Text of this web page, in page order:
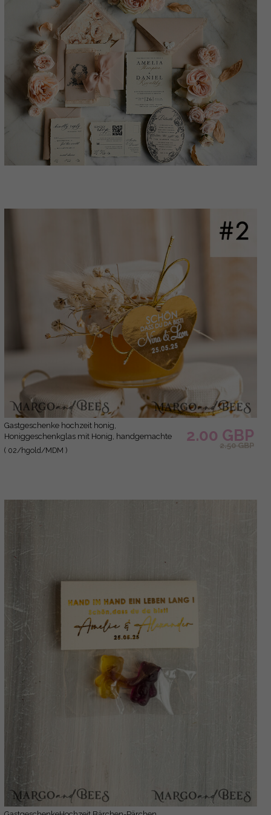
gastgeschenke hochzeit honig,
Honiggeschenkglas mit Honig, handgemachte
Gastgeschenke zur Hochzeit
( 02/hgold/MDM )
2.00 GBP
2.50 GBP